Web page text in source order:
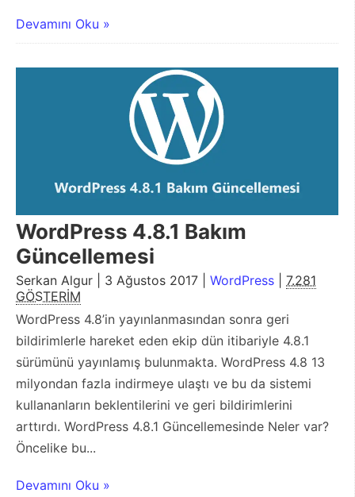
Devamını Oku »
WordPress 4.8.1 Bakım
Güncellemesi
Serkan Algur | 3 Ağustos 2017 | WordPress
7.281
GÖSTERİM
WordPress 4.8’in yayınlanmasından sonra geri
bildirimlerle hareket eden ekip dün itibariyle 4.8.1
sürümünü yayınlamış bulunmakta. WordPress 4.8 13
milyondan fazla indirmeye ulaştı ve bu da sistemi
kullananların beklentilerini ve geri bildirimlerini
arttırdı. WordPress 4.8.1 Güncellemesinde Neler var?
Öncelike bu...
Devamını Oku »